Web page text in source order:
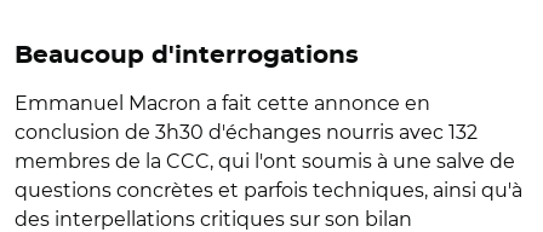
Beaucoup d'interrogations
Emmanuel Macron a fait cette annonce en
conclusion de 3h30 d'échanges nourris avec 132
membres de la CCC, qui l'ont soumis à une salve de
questions concrètes et parfois techniques, ainsi qu'à
des interpellations critiques sur son bilan